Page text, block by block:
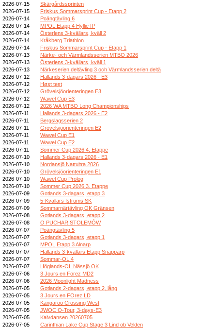
2026-07-15
Skärgårdssprinten
2026-07-15
Friskus Sommarsprint Cup - Etapp 2
2026-07-14
Poängtävling 6
2026-07-14
MPOL Etapp 4 Hyllie IP
2026-07-14
Österlens 3-kvällars, kväll 2
2026-07-14
Kråkberg Triathlon
2026-07-14
Friskus Sommarsprint Cup - Etapp 1
2026-07-13
Närke- och Värmlandsserien MTBO 2026
2026-07-13
Österlens 3-kvällars, kväll 1
2026-07-13
Närkeserien deltävling 3 och Värmlandsserien deltä
2026-07-12
Hallands 3-dagars 2026 - E3
2026-07-12
Høst test
2026-07-12
Grövelsjöorienteringen E3
2026-07-12
Wawel Cup E3
2026-07-12
2026 WA MTBO Long Championships
2026-07-11
Hallands 3-dagars 2026 - E2
2026-07-11
Bergslagsserien 2
2026-07-11
Grövelsjöorienteringen E2
2026-07-11
Wawel Cup E1
2026-07-11
Wawel Cup E2
2026-07-11
Sommer Cup 2026 4. Etappe
2026-07-10
Hallands 3-dagars 2026 - E1
2026-07-10
Nordansjö Nattultra 2026
2026-07-10
Grövelsjöorienteringen E1
2026-07-10
Wawel Cup Prolog
2026-07-10
Sommer Cup 2026 3. Etappe
2026-07-09
Gotlands 3-dagars, etapp 3
2026-07-09
5-Kvällars Istrums SK
2026-07-09
Sommarnärtävling OK Gränsen
2026-07-08
Gotlands 3-dagars, etapp 2
2026-07-08
O PUCHAR STOLEMÓW
2026-07-07
Poängtävling 5
2026-07-07
Gotlands 3-dagars, etapp 1
2026-07-07
MPOL Etapp 3 Alnarp
2026-07-07
Hallands 3-kvällars Etapp Snapparp
2026-07-07
Sommar-OL 4
2026-07-07
Höglands-OL Nässjö OK
2026-07-06
3 Jours en Forez MD2
2026-07-06
2026 Moonlight Madness
2026-07-05
Gotlands 2-dagars, etapp 2, lång
2026-07-05
3 Jours en FOrez LD
2026-07-05
Kangaroo Crossing West
2026-07-05
JWOC O-Tour, 3-days-E3
2026-07-05
Kalvdansen 20260705
2026-07-05
Carinthian Lake Cup Stage 3 Lind ob Velden